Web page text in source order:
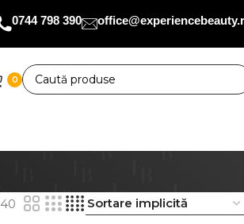
0744 798 390
0
40